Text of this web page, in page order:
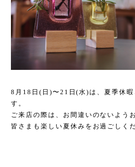
8月18日(日)〜21日(水)は、夏季休暇
す。
ご来店の際は、お間違いのないよう
皆さまも楽しい夏休みをお過ごしく